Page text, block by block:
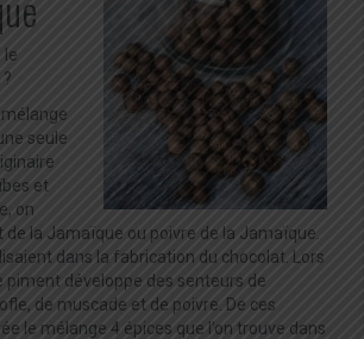
seule
et
on
de la Jamaïque ou poivre de la Jamaïque.
dans la fabrication du chocolat. Lors
piment développe des senteurs de
de muscade et de poivre. De ces
le mélange 4 épices que l’on trouve dans